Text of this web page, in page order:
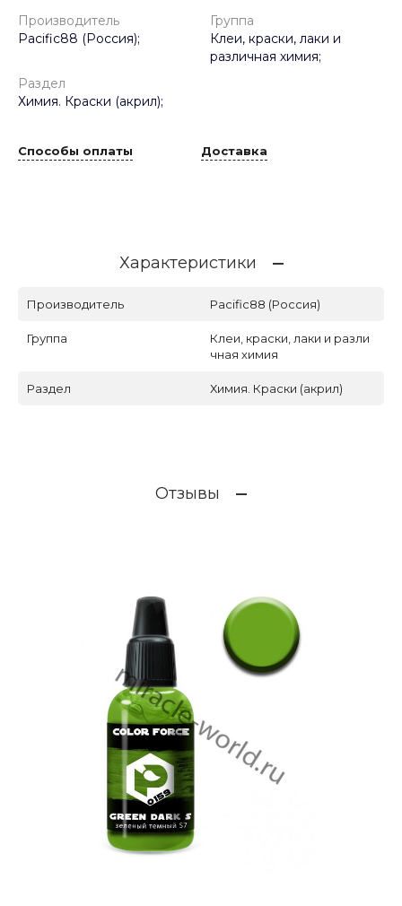
Производитель
Pacific88 (Россия);
Группа
Клеи, краски, лаки и
различная химия;
Раздел
Химия. Краски (акрил);
Способы оплаты Доставка
Характеристики
Производитель Pacific88 (Россия)
Группа
Клеи, краски, лаки и разли
чная химия
Раздел Химия. Краски (акрил)
Отзывы